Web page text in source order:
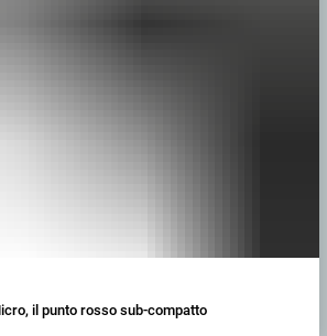
il punto rosso sub-compatto